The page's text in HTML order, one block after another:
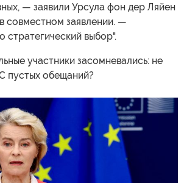
— заявили Урсула фон дер Ляйен
совместном заявлении. —
выбор".
участники засомневались: не
пустых обещаний?